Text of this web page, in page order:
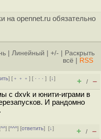
на opennet.ru обязательно
Линейный +/-
Раскрыть
всё
RSS
] [ ﹢﹢﹢] [ · · ·][↓]
+ / –
с dxvk и юнити-играми в
И рандомно
^^] [^^^] [ответить][↓]
+ / –